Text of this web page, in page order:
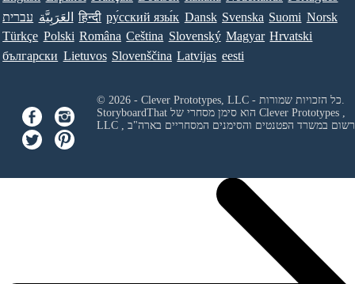
עברית العَرَبِيَّة हिन्दी ру́сский язы́к Dansk Svenska Suomi Norsk
Türkçe Polski Româna Ceština Slovenský Magyar Hrvatski
български Lietuvos Slovenščina Latvijas eesti
Clever Prototypes ,
LLC
ורשום במשרד הפטנטים והסימנים המסחריים בארה"ב